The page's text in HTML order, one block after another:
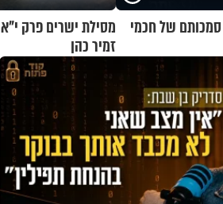
של חכמי
מסילת ישרים פרק
זמיר כהן